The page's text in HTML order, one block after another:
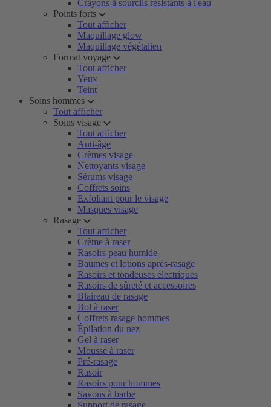
Crayons à sourcils résistants à l'eau
Points forts
Tout afficher
Maquillage glow
Maquillage végétalien
Format voyage
Tout afficher
Yeux
Teint
Soins hommes
Tout afficher
Soins visage
Tout afficher
Anti-âge
Crèmes visage
Nettoyants visage
Sérums visage
Coffrets soins
Exfoliant pour le visage
Masques visage
Rasage
Tout afficher
Crème à raser
Rasoirs peau humide
Baumes et lotions après-rasage
Rasoirs et tondeuses électriques
Rasoirs de sûreté et accessoires
Blaireau de rasage
Bol à raser
Coffrets rasage hommes
Épilation du nez
Gel à raser
Mousse à raser
Pré-rasage
Rasoir
Rasoirs pour hommes
Savons à barbe
Support de rasage